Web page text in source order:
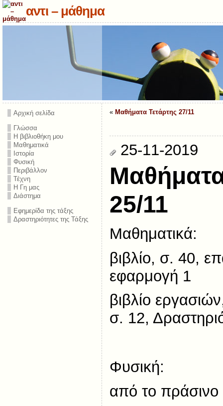
αντι – μάθημα
Αρχική σελίδα
Γλώσσα
Η βιβλιοθήκη μου
Μαθηματικά
Ιστορία
Φυσική
Περιβάλλον
Τέχνη
Η Γη μας
Διάστημα
Εφημερίδα της τάξης
Δραστηριότητες της Τάξης
« Μαθήματα Τετάρτης 27/11
25-11-2019
25/11
Μαθηματικά:
βιβλίο, σ. 40,
εφαρμογή 1
βιβλίο
σ. 12,
Φυσική:
από το πράσινο